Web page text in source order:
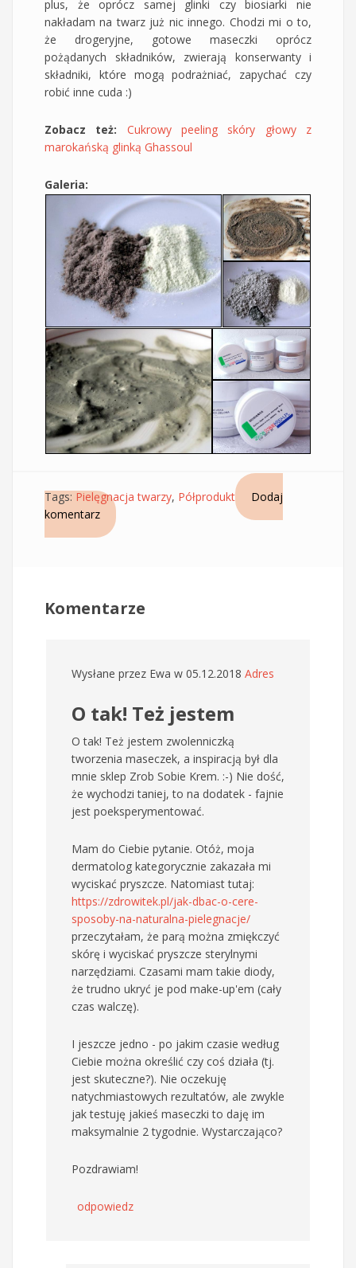
plus, że oprócz samej glinki czy biosiarki nie
nakładam na twarz już nic innego. Chodzi mi o to,
że drogeryjne, gotowe maseczki oprócz
pożądanych składników, zwierają konserwanty i
składniki, które mogą podrażniać, zapychać czy
robić inne cuda :)
Zobacz też: Cukrowy peeling skóry głowy z
marokańską glinką Ghassoul
Galeria:
Tags: Pielęgnacja twarzy, Półprodukt
Dodaj
komentarz
Komentarze
Wysłane przez Ewa w 05.12.2018 Adres
O tak! Też jestem
O tak! Też jestem zwolenniczką
tworzenia maseczek, a inspiracją był dla
mnie sklep Zrob Sobie Krem. :-) Nie dość,
że wychodzi taniej, to na dodatek - fajnie
jest poeksperymentować.
Mam do Ciebie pytanie. Otóż, moja
dermatolog kategorycznie zakazała mi
wyciskać pryszcze. Natomiast tutaj:
https://zdrowitek.pl/jak-dbac-o-cere-
sposoby-na-naturalna-pielegnacje/
przeczytałam, że parą można zmiękczyć
skórę i wyciskać pryszcze sterylnymi
narzędziami. Czasami mam takie diody,
że trudno ukryć je pod make-up'em (cały
czas walczę).
I jeszcze jedno - po jakim czasie według
Ciebie można określić czy coś działa (tj.
jest skuteczne?). Nie oczekuję
natychmiastowych rezultatów, ale zwykle
jak testuję jakieś maseczki to daję im
maksymalnie 2 tygodnie. Wystarczająco?
Pozdrawiam!
odpowiedz